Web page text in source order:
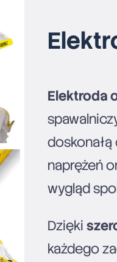
Elektroda
naprężeń
wygląd
Dzięki
każdego